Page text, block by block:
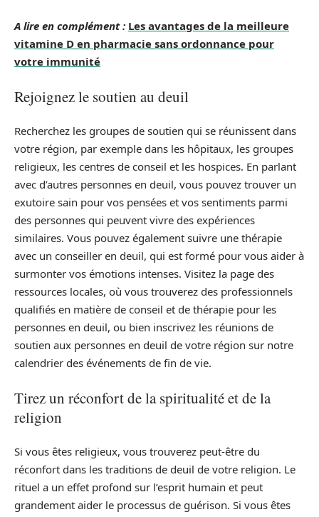
A lire en complément : Les avantages de la meilleure
vitamine D en pharmacie sans ordonnance pour
votre immunité
Rejoignez le soutien au deuil
Recherchez les groupes de soutien qui se réunissent dans
votre région, par exemple dans les hôpitaux, les groupes
religieux, les centres de conseil et les hospices. En parlant
avec d’autres personnes en deuil, vous pouvez trouver un
exutoire sain pour vos pensées et vos sentiments parmi
des personnes qui peuvent vivre des expériences
similaires. Vous pouvez également suivre une thérapie
avec un conseiller en deuil, qui est formé pour vous aider à
surmonter vos émotions intenses. Visitez la page des
ressources locales, où vous trouverez des professionnels
qualifiés en matière de conseil et de thérapie pour les
personnes en deuil, ou bien inscrivez les réunions de
soutien aux personnes en deuil de votre région sur notre
calendrier des événements de fin de vie.
Tirez un réconfort de la spiritualité et de la
religion
Si vous êtes religieux, vous trouverez peut-être du
réconfort dans les traditions de deuil de votre religion. Le
rituel a un effet profond sur l’esprit humain et peut
grandement aider le processus de guérison. Si vous êtes